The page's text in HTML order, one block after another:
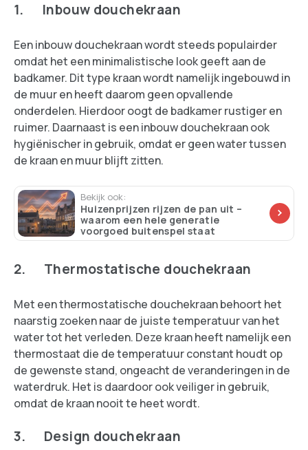
1. Inbouw douchekraan
Een inbouw douchekraan wordt steeds populairder
omdat het een minimalistische look geeft aan de
badkamer. Dit type kraan wordt namelijk ingebouwd in
de muur en heeft daarom geen opvallende
onderdelen. Hierdoor oogt de badkamer rustiger en
ruimer. Daarnaast is een inbouw douchekraan ook
hygiënischer in gebruik, omdat er geen water tussen
de kraan en muur blijft zitten.
Bekijk ook:
Huizenprijzen rijzen de pan uit –
waarom een hele generatie
voorgoed buitenspel staat
2. Thermostatische douchekraan
Met een thermostatische douchekraan behoort het
naarstig zoeken naar de juiste temperatuur van het
water tot het verleden. Deze kraan heeft namelijk een
thermostaat die de temperatuur constant houdt op
de gewenste stand, ongeacht de veranderingen in de
waterdruk. Het is daardoor ook veiliger in gebruik,
omdat de kraan nooit te heet wordt.
3. Design douchekraan